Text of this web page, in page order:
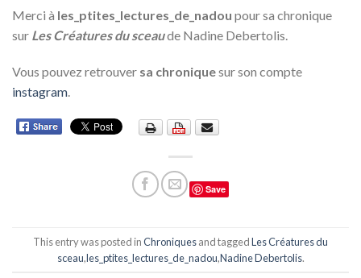
Merci à les_ptites_lectures_de_nadou pour sa chronique
sur Les Créatures du sceaude Nadine Debertolis.
Vous pouvez retrouver sa chroniquesur son compte
instagram.
Save
This entry was posted inChroniquesand taggedLes Créatures du
sceau,les_ptites_lectures_de_nadou,Nadine Debertolis.